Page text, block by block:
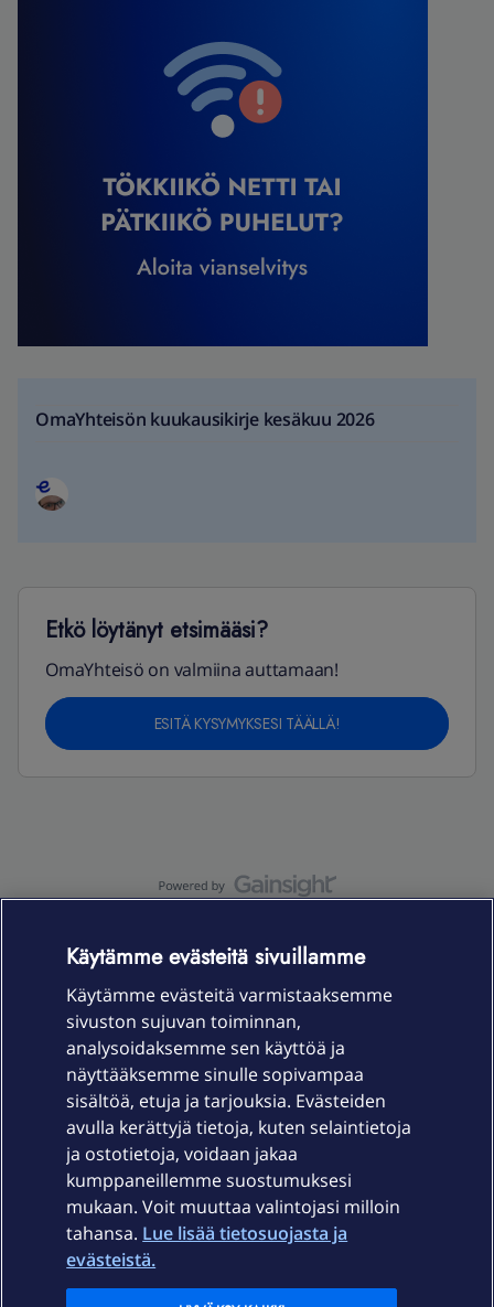
OmaYhteisön kuukausikirje kesäkuu 2026
Etkö löytänyt etsimääsi?
OmaYhteisö on valmiina auttamaan!
ESITÄ KYSYMYKSESI TÄÄLLÄ!
Laitteet & liittymät
Palvelut
Ajankohtaista
Elisa Oyj
Käytämme evästeitä sivuillamme
Käytämme evästeitä varmistaaksemme
sivuston sujuvan toiminnan,
analysoidaksemme sen käyttöä ja
näyttääksemme sinulle sopivampaa
sisältöä, etuja ja tarjouksia. Evästeiden
avulla kerättyjä tietoja, kuten selaintietoja
ja ostotietoja, voidaan jakaa
kumppaneillemme suostumuksesi
mukaan. Voit muuttaa valintojasi milloin
tahansa. Lue lisää tietosuojasta ja
evästeistä.